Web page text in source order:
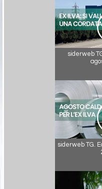
siderweb
siderweb TG.